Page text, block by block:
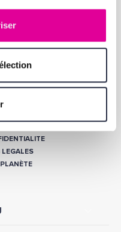
?
partie des distributeurs
de soin et de maquillage
offrons, dans nos 3 magasins